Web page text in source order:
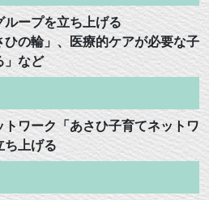
ープを立ち上げる
の輪」、医療的ケアが必要な子
」など
ワーク「あさひ子育てネットワ
ち上げる